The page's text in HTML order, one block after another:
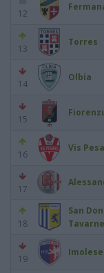
12
13
Torres
14
Olbia
15
16
Vis
17
18
San
19